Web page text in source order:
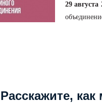
29 августа
Расскажите,